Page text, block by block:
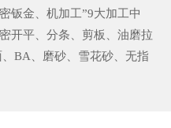
钣金、机加工”9大加工中
开平、分条、剪板、油磨拉
BA、磨砂、雪花砂、无指